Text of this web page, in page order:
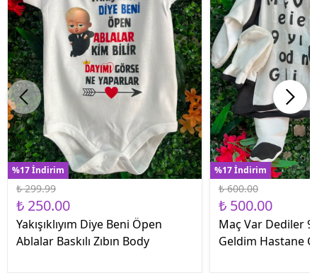
%17 İndirim
₺ 299.99
₺ 250.00
Yakışıklıyım Diye Beni Öpen
Ablalar Baskılı Zıbın Body
%17 İndirim
₺ 600.00
₺ 500.00
Maç Var Dediler 9
Geldim Hastane